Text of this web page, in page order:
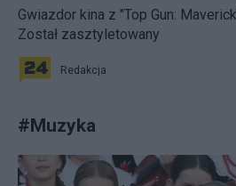
Gwiazdor kina z "Top Gun:
Został zasztyletowany
Redakcja
#Muzyka